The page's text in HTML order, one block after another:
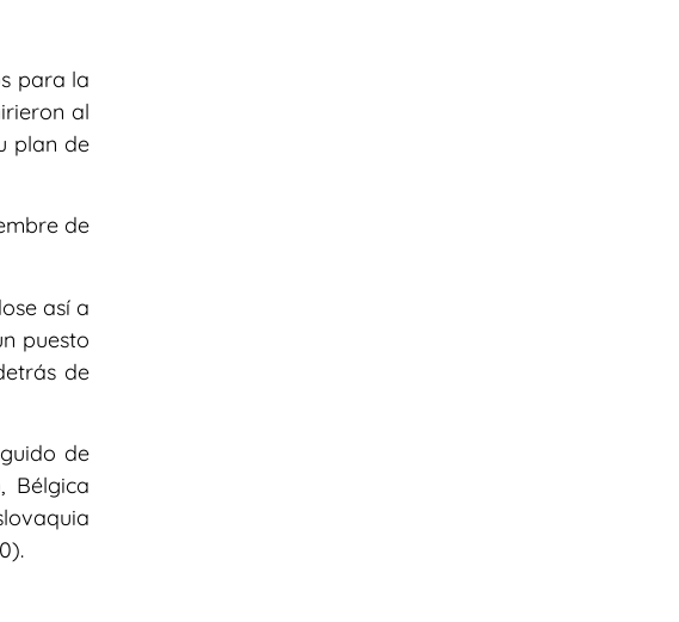
para la
al
plan de
de
así a
puesto
de
de
Bélgica